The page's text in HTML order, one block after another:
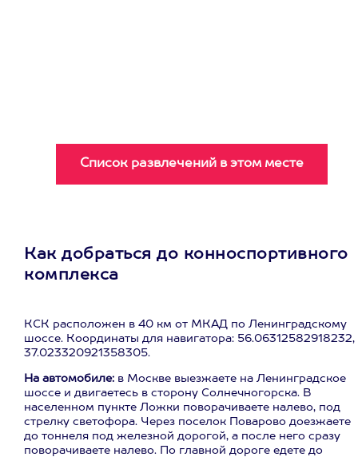
Как добраться до конноспортивного
комплекса
КСК расположен в 40 км от МКАД по Ленинградскому
шоссе. Координаты для навигатора: 56.06312582918232,
37.023320921358305.
На автомобиле: в Москве выезжаете на Ленинградское
шоссе и двигаетесь в сторону Солнечногорска. В
населенном пункте Ложки поворачиваете налево, под
стрелку светофора. Через поселок Поварово доезжаете
до тоннеля под железной дорогой, а после него сразу
поворачиваете налево. По главной дороге едете до